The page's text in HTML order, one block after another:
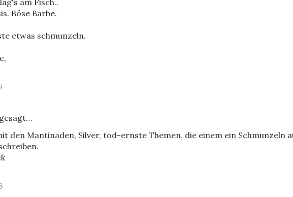
am Fisch..
Böse Barbe.
etwas schmunzeln.
den Mantinaden, Silver, tod-ernste Themen, die einem ein Schmunzeln